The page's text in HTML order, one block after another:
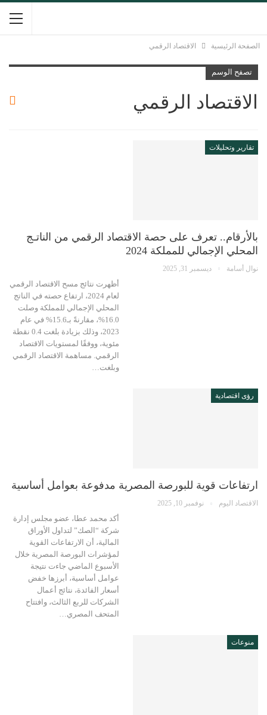
الصفحة الرئيسية الاقتصاد الرقمي
تصفح الوسم
الاقتصاد الرقمي
تقارير وتحليلات
بالأرقام.. تعرف على حصة الاقتصاد الرقمي من الناتـج
المحلي الإجمالي للمملكة 2024
نوال أسامة ديسمبر 31, 2025
أظهرت نتائج مسح الاقتصاد الرقمي
لعام 2024، ارتفاع حصته في الناتج
المحلي الإجمالي للمملكة وصلت
16.0%، مقارنةً بـ15.6% في عام
2023، وذلك بزيادة بلغت 0.4 نقطة
مئوية، ووفقًا لمستويات الاقتصاد
الرقمي. مساهمة الاقتصاد الرقمي
وبلغت…
رؤى اقتصادية
ارتفاعات قوية للبورصة المصرية مدفوعة بعوامل أساسية
الاقتصاد اليوم نوفمبر 10, 2025
أكد محمد عطا، عضو مجلس إدارة
شركة “الصك” لتداول الأوراق
المالية، أن الارتفاعات القوية
لمؤشرات البورصة المصرية خلال
الأسبوع الماضي جاءت نتيجة
عوامل أساسية، أبرزها خفض
أسعار الفائدة، نتائج أعمال
الشركات للربع الثالث، وافتتاح
المتحف المصري…
منوعات